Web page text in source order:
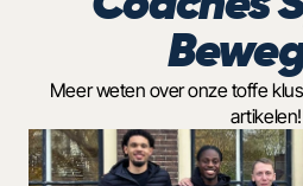
Meer weten over onze toffe
artikelen!